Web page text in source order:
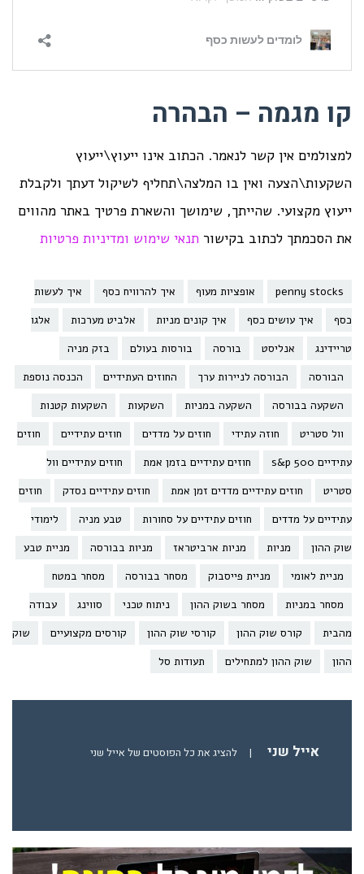
קו מגמה – הבהרה
למצולמים אין קשר לנאמר. הכתוב אינו ייעוץ\ייעוץ
השקעות\הצעה ואין בו המלצה\תחליף לשיקול דעתך ולקבלת
ייעוץ מקצועי. שהייתך, שימושך והשארת פרטיך באתר מהווים
את הסכמתך לכתוב בקישור תנאי שימוש ומדיניות פרטיות
penny stocks אופציות מעוף איך להרוויח כסף
איך לעשות
כסף
איך עושים כסף איך קונים מניות אלביט מערכות
אלגו
טריידינג
אנליסט בורסה בורסות בעולם
בזק מניה
הבורסה
הבורסה לניירות ערך החוזים העתידיים
הכנסה נוספת
השקעה בבורסה
השקעה במניות השקעות
השקעות קטנות
וול סטריט
חוזה עתידי חוזים על מדדים חוזים עתידיים
חוזים
עתידיים s&p 500
חוזים עתידיים בזמן אמת
חוזים עתידיים וול
סטריט
חוזים עתידיים מדדים זמן אמת חוזים עתידיים נסדק
חוזים
עתידיים על מדדים
חוזים עתידיים על סחורות טבע מניה
לימודי
שוק ההון
מניות מניות ארביטראז מניות בבורסה
מניית טבע
מניית לאומי
מניית פייסבוק מסחר בבורסה
מסחר במטח
מסחר במניות
מסחר בשוק ההון ניתוח טכני סווינג
עבודה
מהבית
קורס שוק ההון קורסי שוק ההון קורסים מקצועיים
שוק
ההון
שוק ההון למתחילים תעודות סל
אייל שני | להציג את כל הפוסטים של אייל שני